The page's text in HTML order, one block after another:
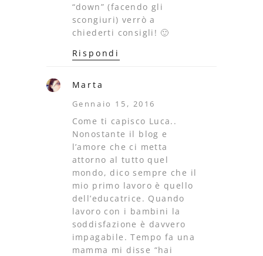
“down” (facendo gli
scongiuri) verrò a
chiederti consigli! 🙂
Rispondi
Marta
Gennaio 15, 2016
Come ti capisco Luca..
Nonostante il blog e
l’amore che ci metta
attorno al tutto quel
mondo, dico sempre che il
mio primo lavoro è quello
dell’educatrice. Quando
lavoro con i bambini la
soddisfazione è davvero
impagabile. Tempo fa una
mamma mi disse “hai